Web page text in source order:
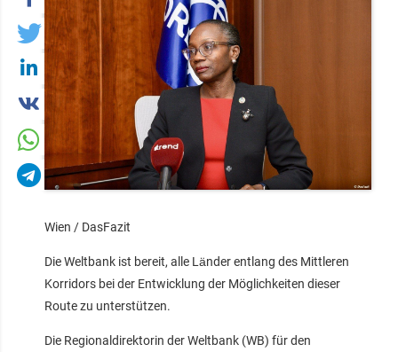
Wien / DasFazit
Die Weltbank ist bereit, alle Länder entlang des Mittleren
Korridors bei der Entwicklung der Möglichkeiten dieser
Route zu unterstützen.
Die Regionaldirektorin der Weltbank (WB) für den